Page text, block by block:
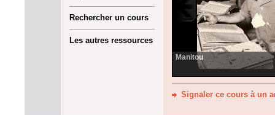
Rechercher un cours
Les autres ressources
Manitou
Signaler ce cours à un